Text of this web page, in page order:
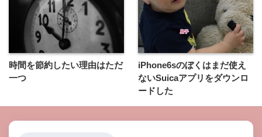
時間を節約したい理由はただ
一つ
iPhone6sのぼくはまだ使え
ないSuicaアプリをダウンロ
ードした